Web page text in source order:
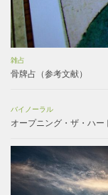
雑占
骨牌占（参考文献）
バイノーラル
オープニング・ザ・ハ